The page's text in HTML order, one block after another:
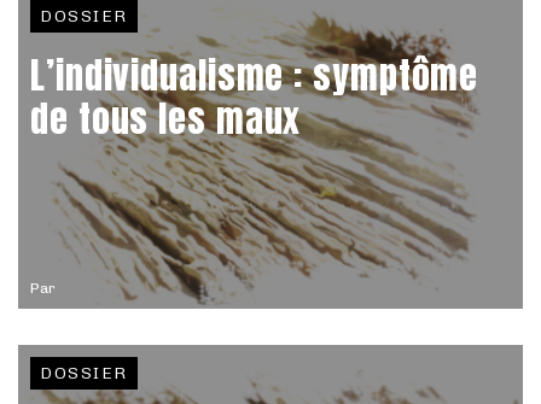
Par
DOSSIER
L’individualisme : symptôme
de tous les maux
DOSSIER